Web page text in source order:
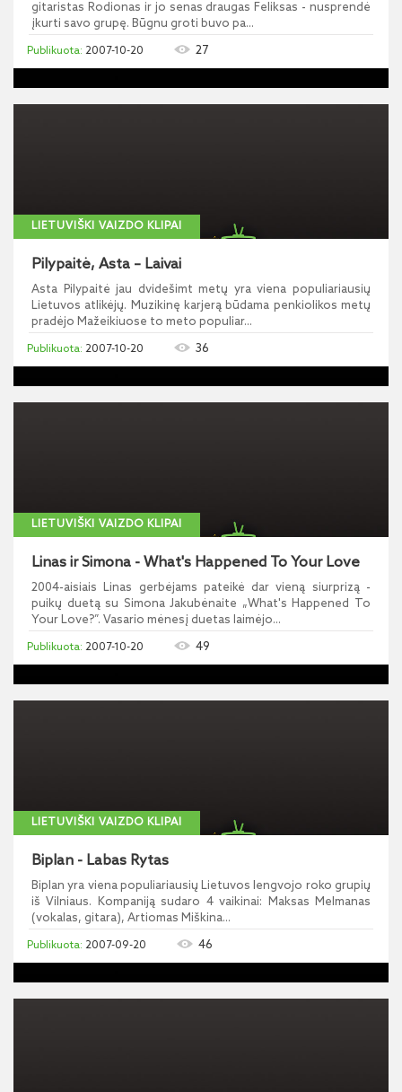
gitaristas Rodionas ir jo senas draugas Feliksas - nusprendė
įkurti savo grupę. Būgnu groti buvo pa...
2007-10-20 27
LIETUVIŠKI VAIZDO KLIPAI
Pilypaitė, Asta – Laivai
Asta Pilypaitė jau dvidešimt metų yra viena populiariausių
Lietuvos atlikėjų. Muzikinę karjerą būdama penkiolikos metų
pradėjo Mažeikiuose to meto populiar...
2007-10-20 36
LIETUVIŠKI VAIZDO KLIPAI
Linas ir Simona - What's Happened To Your Love
2004-aisiais Linas gerbėjams pateikė dar vieną siurprizą -
puikų duetą su Simona Jakubėnaite „What's Happened To
Your Love?”. Vasario mėnesį duetas laimėjo...
2007-10-20 49
LIETUVIŠKI VAIZDO KLIPAI
Biplan - Labas Rytas
Biplan yra viena populiariausių Lietuvos lengvojo roko grupių
iš Vilniaus. Kompaniją sudaro 4 vaikinai: Maksas Melmanas
(vokalas, gitara), Artiomas Miškina...
2007-09-20 46